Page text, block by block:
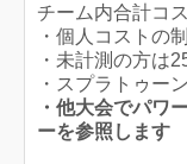
チーム内合計コ
・個人コストの
・未計測の方は
・スプラトゥー
・他大会でパワ
ーを参照します